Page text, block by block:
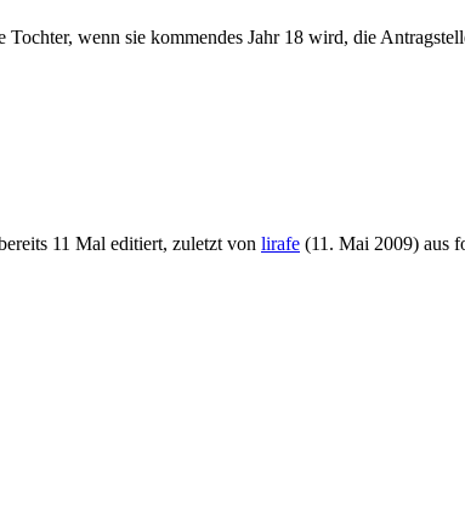
wenn sie kommendes Jahr 18 wird, die
11 Mal editiert, zuletzt von lirafe (11. Mai 2009) aus